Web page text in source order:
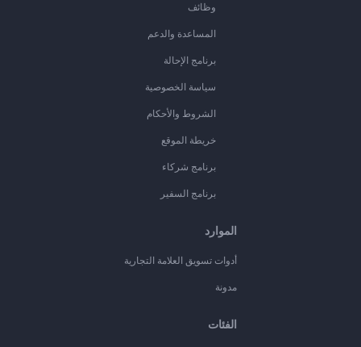
وظائف
المساعدة والدعم
برنامج الإحالة
سياسة الخصوصية
الشروط والأحكام
خريطة الموقع
برنامج شركاء
برنامج السفير
الموارد
أدوات تسويق العلامة التجارية
مدونة
الفئات